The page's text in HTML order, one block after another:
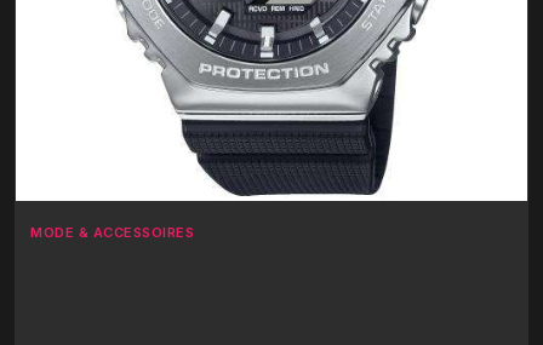
MODE & ACCESSOIRES